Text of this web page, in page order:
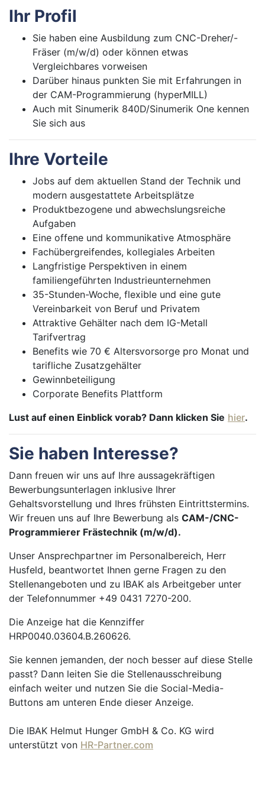
Ihr Profil
Sie haben eine Ausbildung zum CNC-Dreher/-
Fräser (m/w/d) oder können etwas
Vergleichbares vorweisen
Darüber hinaus punkten Sie mit Erfahrungen in
der CAM-Programmierung (hyperMILL)
Auch mit Sinumerik 840D/Sinumerik One kennen
Sie sich aus
Ihre Vorteile
Jobs auf dem aktuellen Stand der Technik und
modern ausgestattete Arbeitsplätze
Produktbezogene und abwechslungsreiche
Aufgaben
Eine offene und kommunikative Atmosphäre
Fachübergreifendes, kollegiales Arbeiten
Langfristige Perspektiven in einem
familiengeführten Industrieunternehmen
35-Stunden-Woche, flexible und eine gute
Vereinbarkeit von Beruf und Privatem
Attraktive Gehälter nach dem IG-Metall
Tarifvertrag
Benefits wie 70 € Altersvorsorge pro Monat und
tarifliche Zusatzgehälter
Gewinnbeteiligung
Corporate Benefits Plattform
Lust auf einen Einblick vorab? Dann klicken Sie hier.
Sie haben Interesse?
Dann freuen wir uns auf Ihre aussagekräftigen
Bewerbungsunterlagen inklusive Ihrer
Gehaltsvorstellung und Ihres frühsten Eintrittstermins.
Wir freuen uns auf Ihre Bewerbung als CAM-/CNC-
Programmierer Frästechnik (m/w/d).
Unser Ansprechpartner im Personalbereich, Herr
Husfeld, beantwortet Ihnen gerne Fragen zu den
Stellenangeboten und zu IBAK als Arbeitgeber unter
der Telefonnummer +49 0431 7270-200.
Die Anzeige hat die Kennziffer
HRP0040.03604.B.260626.
Sie kennen jemanden, der noch besser auf diese Stelle
passt? Dann leiten Sie die Stellenausschreibung
einfach weiter und nutzen Sie die Social-Media-
Buttons am unteren Ende dieser Anzeige.
Die IBAK Helmut Hunger GmbH & Co. KG wird
unterstützt von HR-Partner.com